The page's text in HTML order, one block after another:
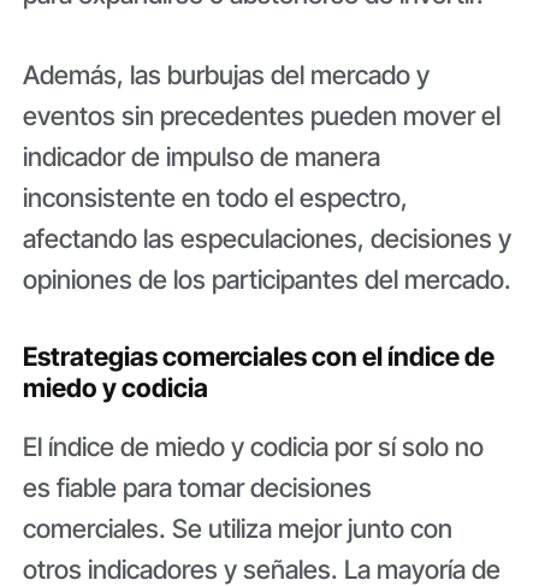
Además, las burbujas del mercado y
eventos sin precedentes pueden mover el
indicador de impulso de manera
inconsistente en todo el espectro,
afectando las especulaciones, decisiones y
opiniones de los participantes del mercado.
Estrategias comerciales con el índice de
miedo y codicia
El índice de miedo y codicia por sí solo no
es fiable para tomar decisiones
comerciales. Se utiliza mejor junto con
otros indicadores y señales. La mayoría de